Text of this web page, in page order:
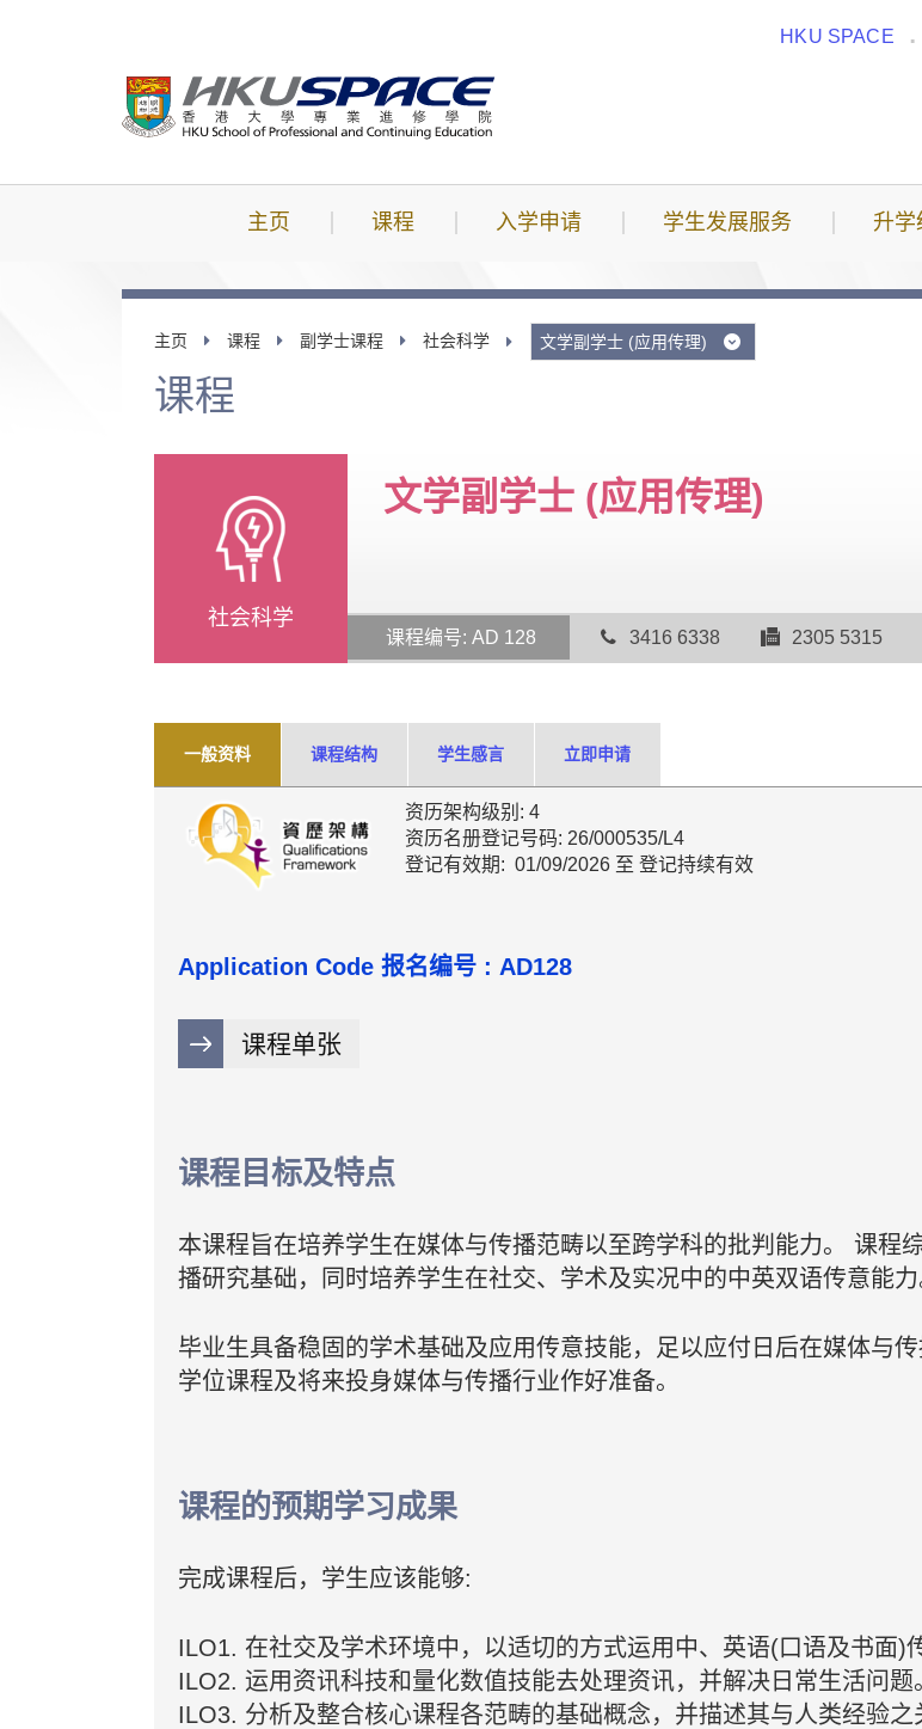
HKU SPACE
主页 课程 入学申请 学生发展服务 升学
主页 课程 副学士课程 社会科学 文学副学士 (应用传理)
课程
社会科学
文学副学士 (应用传理)
课程编号: AD 128 3416 6338 2305 5315
一般资料 课程结构 学生感言 立即申请
资历架构级别: 4
资历名册登记号码: 26/000535/L4
登记有效期: 01/09/2026 至 登记持续有效
Application Code 报名编号 : AD128
课程单张
课程目标及特点
本课程旨在培养学生在媒体与传播范畴以至跨学科的批判能力。 课程
播研究基础，同时培养学生在社交、学术及实况中的中英双语传意能力
毕业生具备稳固的学术基础及应用传意技能，足以应付日后在媒体与
学位课程及将来投身媒体与传播行业作好准备。
课程的预期学习成果
完成课程后，学生应该能够:
ILO1. 在社交及学术环境中，以适切的方式运用中、英语(口语及书面)
ILO2. 运用资讯科技和量化数值技能去处理资讯，并解决日常生活问题
ILO3. 分析及整合核心课程各范畴的基础概念，并描述其与人类经验之